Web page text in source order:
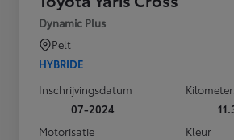
Dynamic Plus
Pelt
HYBRIDE
Inschrijvingsdatum
07-2024
Motorisatie
Kleur